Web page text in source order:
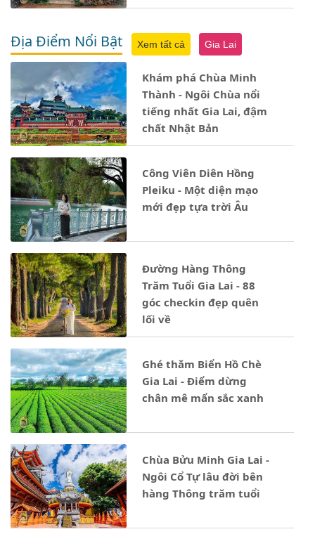
Địa Điểm Nổi Bật Xem tất cả Gia Lai
Khám phá Chùa Minh
Thành - Ngôi Chùa nổi
tiếng nhất Gia Lai, đậm
chất Nhật Bản
Công Viên Diên Hồng
Pleiku - Một diện mạo
mới đẹp tựa trời Âu
Đường Hàng Thông
Trăm Tuổi Gia Lai - 88
góc checkin đẹp quên
lối về
Ghé thăm Biển Hồ Chè
Gia Lai - Điểm dừng
chân mê mẩn sắc xanh
Chùa Bửu Minh Gia Lai -
Ngôi Cổ Tự lâu đời bên
hàng Thông trăm tuổi